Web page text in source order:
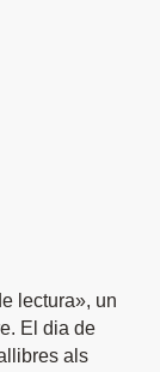
lectura», un
El dia de
als